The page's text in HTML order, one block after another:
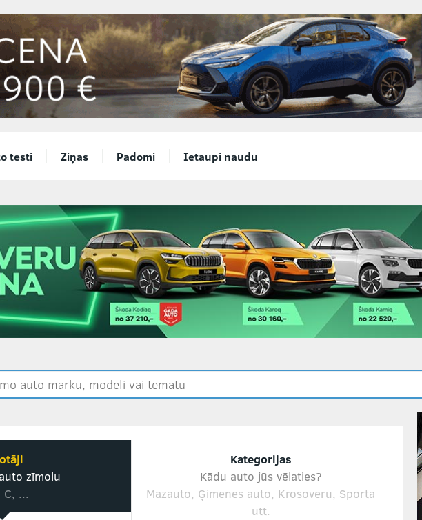
testi Ziņas Padomi Ietaupi naudu
zīmolu
C, ...
Kategorijas
Kādu auto jūs vēlaties?
Mazauto, Ģimenes auto, Krosoveru, Sporta
utt.